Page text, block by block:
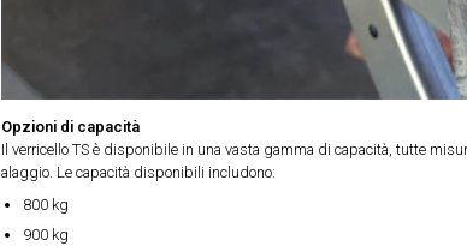
Opzioni di capacità
Il verricello TS è disponibile in una vasta gamma di capacità, tutte
alaggio. Le capacità disponibili includono:
800 kg
900 kg